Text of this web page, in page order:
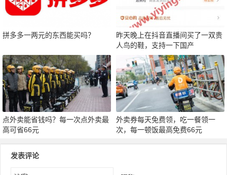
拼多多一两元的东西能买吗？
昨天晚上在抖音直播间买了一双贵
人鸟的鞋，支持一下国产
点外卖能省钱吗？每一次点外卖最
高可省66元
外卖券每天免费领，吃一餐领一
次，每一顿饭最高免费66元
发表评论